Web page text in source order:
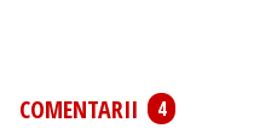
COMENTARII
4